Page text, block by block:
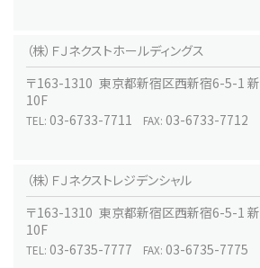
（株）ＦＪネクストホールディングス
〒163-1310 東京都新宿区西新宿6-5-1 新
10F
TEL: 03-6733-7711 FAX: 03-6733-7712
（株）ＦＪネクストレジデンシャル
〒163-1310 東京都新宿区西新宿6-5-1 新
10F
TEL: 03-6735-7777 FAX: 03-6735-7775